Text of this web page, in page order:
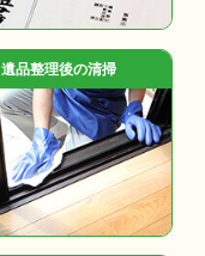
遺品整理後の清掃